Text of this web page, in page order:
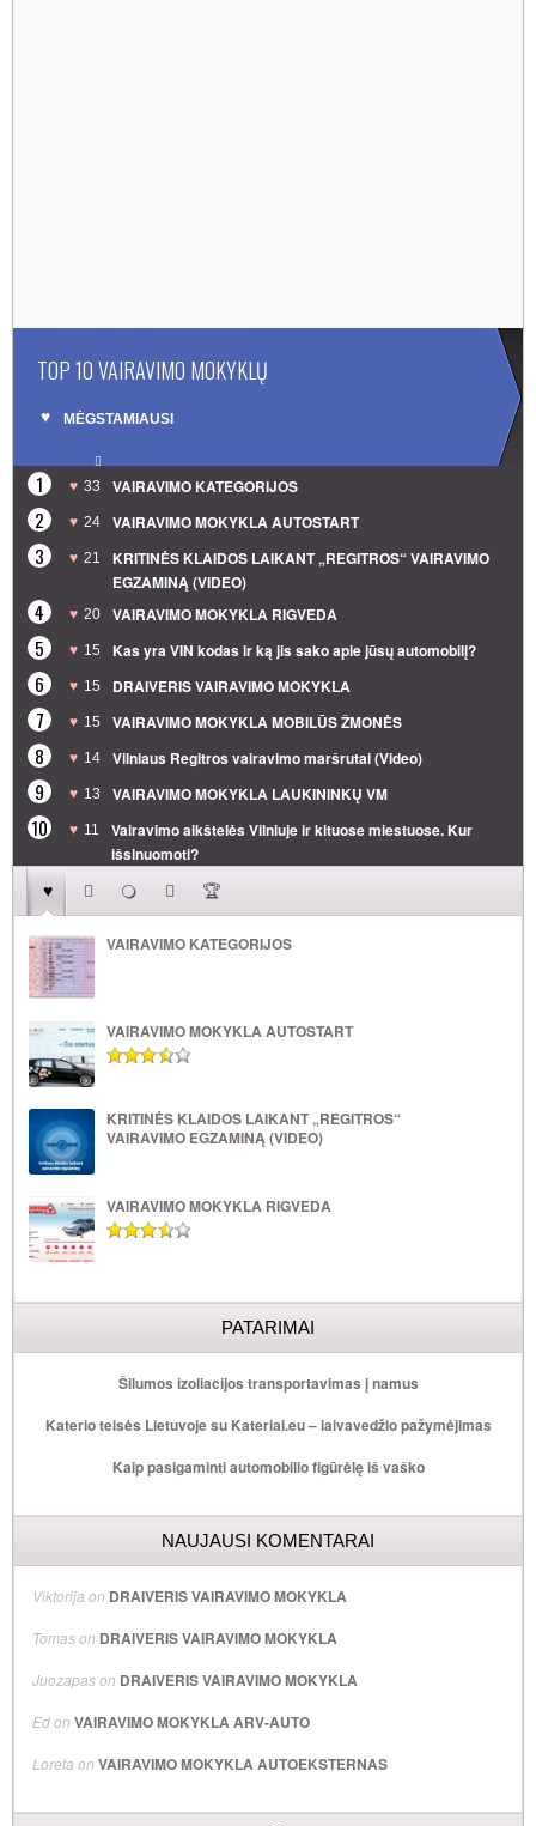
TOP 10 VAIRAVIMO MOKYKLŲ
MĖGSTAMIAUSI
1 33 VAIRAVIMO KATEGORIJOS
2 24 VAIRAVIMO MOKYKLA AUTOSTART
3 21
KRITINĖS KLAIDOS LAIKANT „REGITROS“ VAIRAVIMO
EGZAMINĄ (VIDEO)
4 20 VAIRAVIMO MOKYKLA RIGVEDA
5 15 Kas yra VIN kodas ir ką jis sako apie jūsų automobilį?
6 15 DRAIVERIS VAIRAVIMO MOKYKLA
7 15 VAIRAVIMO MOKYKLA MOBILŪS ŽMONĖS
8 14 Vilniaus Regitros vairavimo maršrutai (Video)
9 13 VAIRAVIMO MOKYKLA LAUKININKŲ VM
10 11
Vairavimo aikštelės Vilniuje ir kituose miestuose. Kur
išsinuomoti?
VAIRAVIMO KATEGORIJOS
VAIRAVIMO MOKYKLA AUTOSTART
KRITINĖS KLAIDOS LAIKANT „REGITROS“
VAIRAVIMO EGZAMINĄ (VIDEO)
VAIRAVIMO MOKYKLA RIGVEDA
PATARIMAI
Šilumos izoliacijos transportavimas į namus
Katerio teisės Lietuvoje su Kateriai.eu – laivavedžio pažymėjimas
Kaip pasigaminti automobilio figūrėlę iš vaško
NAUJAUSI KOMENTARAI
Viktorija on DRAIVERIS VAIRAVIMO MOKYKLA
Tomason DRAIVERIS VAIRAVIMO MOKYKLA
Juozapason DRAIVERIS VAIRAVIMO MOKYKLA
Edon VAIRAVIMO MOKYKLA ARV-AUTO
Loreta on VAIRAVIMO MOKYKLA AUTOEKSTERNAS